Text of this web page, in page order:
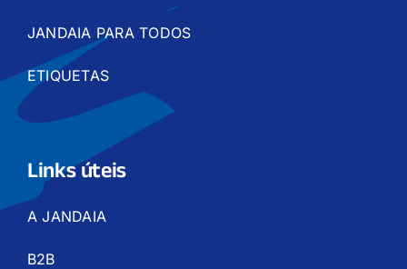
JANDAIA PARA TODOS
ETIQUETAS
Links úteis
A JANDAIA
B2B